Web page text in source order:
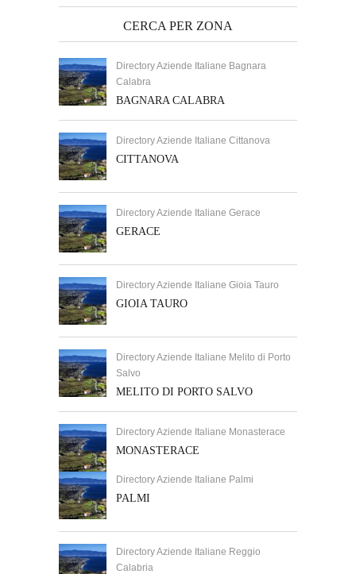
CERCA PER ZONA
Directory Aziende Italiane Bagnara
Calabra
BAGNARA CALABRA
Directory Aziende Italiane Cittanova
CITTANOVA
Directory Aziende Italiane Gerace
GERACE
Directory Aziende Italiane Gioia Tauro
GIOIA TAURO
Directory Aziende Italiane Melito di Porto
Salvo
MELITO DI PORTO SALVO
Directory Aziende Italiane Monasterace
MONASTERACE
Directory Aziende Italiane Palmi
PALMI
Directory Aziende Italiane Reggio
Calabria